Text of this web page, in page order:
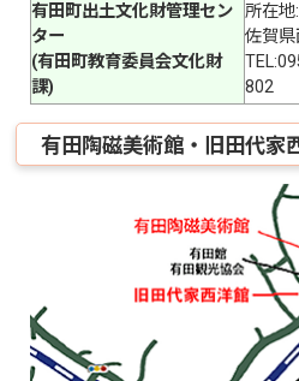
有田町出土文化財管理セン
ター
(有田町教育委員会文化財
課)
所在地
佐賀
802
有田陶磁美術館・旧田代家